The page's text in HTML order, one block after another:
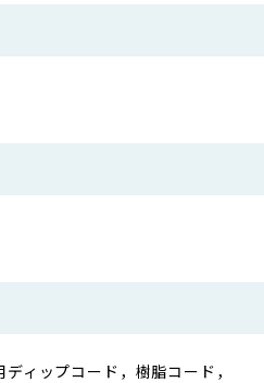
ィップコード，樹脂コード，